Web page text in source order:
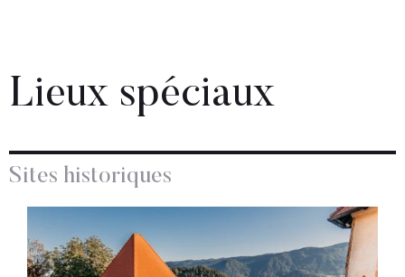
Lieux spéciaux
Sites historiques